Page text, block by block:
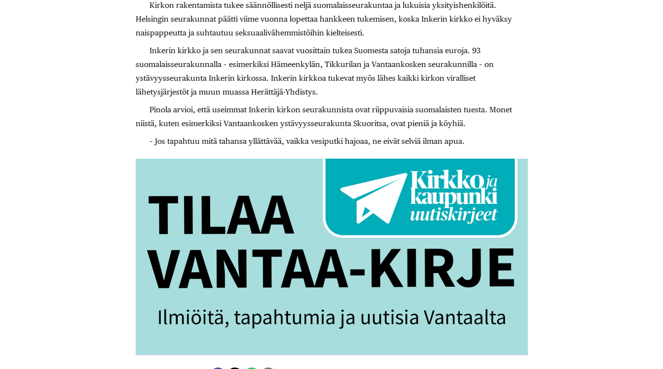
Kirkon rakentamista tukee säännöllisesti neljä suomalaisseurakuntaa ja lukuisia yksityishenkilöitä.
Helsingin seurakunnat päätti viime vuonna lopettaa hankkeen tukemisen, koska Inkerin kirkko ei hyväksy
naispappeutta ja suhtautuu seksuaalivähemmistöihin kielteisesti.
Inkerin kirkko ja sen seurakunnat saavat vuosittain tukea Suomesta satoja tuhansia euroja. 93
suomalaisseurakunnalla – esimerkiksi Hämeenkylän, Tikkurilan ja Vantaankosken seurakunnilla – on
ystävyysseurakunta Inkerin kirkossa. Inkerin kirkkoa tukevat myös lähes kaikki kirkon viralliset
lähetysjärjestöt ja muun muassa Herättäjä-Yhdistys.
Pinola arvioi, että useimmat Inkerin kirkon seurakunnista ovat riippuvaisia suomalaisten tuesta. Monet
niistä, kuten esimerkiksi Vantaankosken ystävyysseurakunta Skuoritsa, ovat pieniä ja köyhiä.
– Jos tapahtuu mitä tahansa yllättävää, vaikka vesiputki hajoaa, ne eivät selviä ilman apua.